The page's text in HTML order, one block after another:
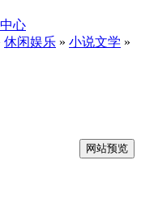
心
休闲娱乐 » 小说文学 »
网站预览